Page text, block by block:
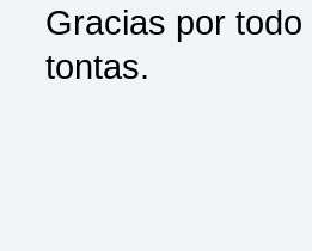
Gracias por
tontas.